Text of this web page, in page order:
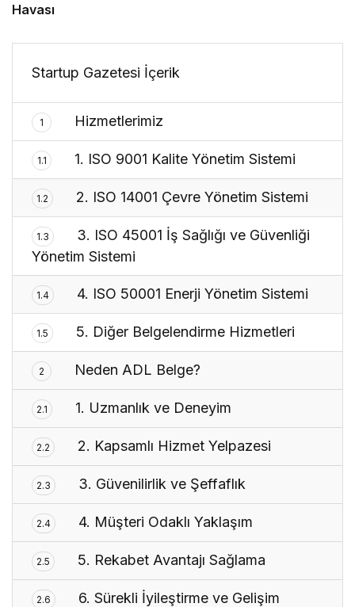
Havası
Startup Gazetesi İçerik
1 Hizmetlerimiz
1.1 1. ISO 9001 Kalite Yönetim Sistemi
1.2 2. ISO 14001 Çevre Yönetim Sistemi
1.3
3. ISO 45001 İş Sağlığı ve Güvenliği
Yönetim Sistemi
1.4 4. ISO 50001 Enerji Yönetim Sistemi
1.5 5. Diğer Belgelendirme Hizmetleri
2 Neden ADL Belge?
2.1 1. Uzmanlık ve Deneyim
2.2 2. Kapsamlı Hizmet Yelpazesi
2.3 3. Güvenilirlik ve Şeffaflık
2.4 4. Müşteri Odaklı Yaklaşım
2.5 5. Rekabet Avantajı Sağlama
2.6 6. Sürekli İyileştirme ve Gelişim